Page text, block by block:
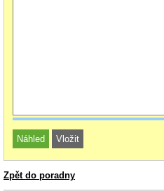
Zpět do poradny